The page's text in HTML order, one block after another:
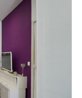
optimisation
rénovation
du bâti
rendement
Frédéric,
détention de